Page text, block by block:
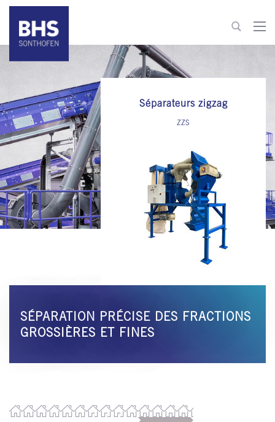
+49 8321 6099-520
recycling@bhs-sonthofen.com
Aller au contact
SÉPARATION PRÉCISE DES FRACTIONS
GROSSIÈRES ET FINES
Séparateurs zigzag
ZZS